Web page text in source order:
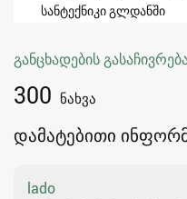
სანტექნიკი გლდანში
განცხადების
300 ნახვა
დამატებითი
lado